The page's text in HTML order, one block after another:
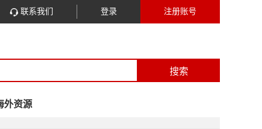
注册账号
登录
联系我们
搜索
外资源